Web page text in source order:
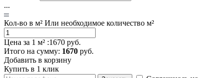
...
Кол-во в м² Или необходимое количество м²
Цена за 1 м² :1670 руб.
Итого на сумму: 1670 руб.
Добавить в корзину
Купить в 1 клик